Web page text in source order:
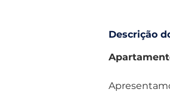
Descrição